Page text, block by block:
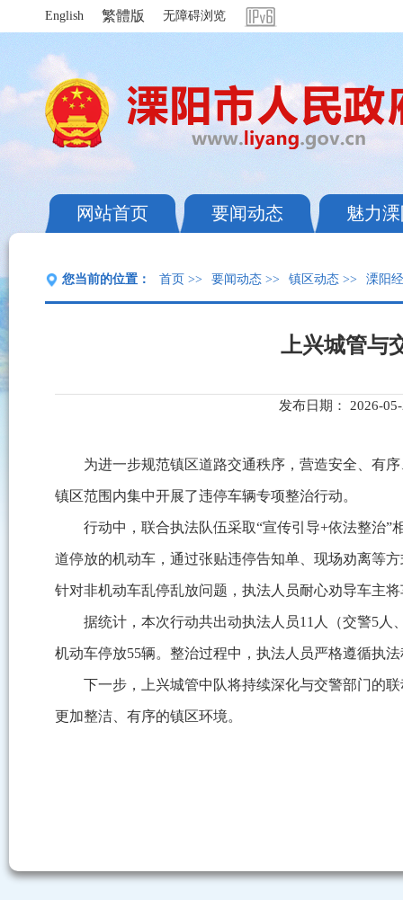
English 繁體版 无障碍浏览
网站首页 要闻动态 魅力
您当前的位置： 首页 >> 要闻动态 >> 镇区动态 >> 溧阳
上兴城管与
发布日期： 2026-
为进一步规范镇区道路交通秩序，营造安全、有
镇区范围内集中开展了违停车辆专项整治行动。
行动中，联合执法队伍采取“宣传引导+依法整治
道停放的机动车，通过张贴违停告知单、现场劝离等
针对非机动车乱停乱放问题，执法人员耐心劝导车主
据统计，本次行动共出动执法人员11人（交警5人
机动车停放55辆。整治过程中，执法人员严格遵循执
下一步，上兴城管中队将持续深化与交警部门的
更加整洁、有序的镇区环境。